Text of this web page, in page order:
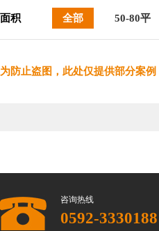
面积 全部 50-80平
为防止盗图，此处仅提供部分案
咨询热线
0592-3330188